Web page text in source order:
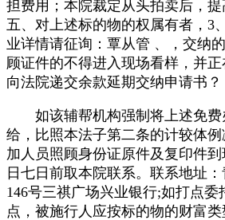
担费用；本院裁定从头拍卖后，提
五、对上述标的物的权属有者，3
业详情请征询：覃从管 、，交纳
顾证件的不得进入现场看样，并
向法院递交余款延期交纳申请书？
如该辅帮机构强制将上述免费
给，比照本法子第二条的计较体
加人员照顾身份证原件及复印件
日七日前取本院联系。联系地址
146号三祺广场兴业银行;如打点委
点，被施行人应按标的物的财富